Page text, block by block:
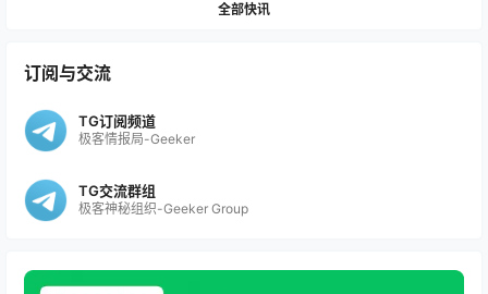
全部快讯
订阅与交流
TG订阅频道
极客情报局-Geeker
TG交流群组
极客神秘组织-Geeker Group